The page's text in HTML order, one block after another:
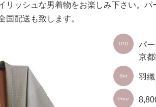
リッシュな男着物をお楽しみ下さい。パ
国配送も致します。
TPO
パ
京
Set 羽
Price